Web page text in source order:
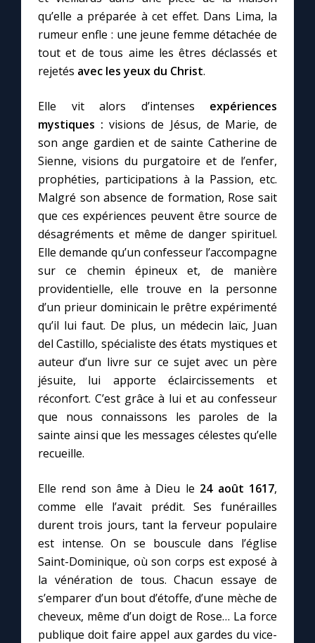
qu’elle a préparée à cet effet. Dans Lima, la
rumeur enfle : une jeune femme détachée de
tout et de tous aime les êtres déclassés et
rejetés avec les yeux du Christ.
Elle vit alors d’intenses expériences
mystiques : visions de Jésus, de Marie, de
son ange gardien et de sainte Catherine de
Sienne, visions du purgatoire et de l’enfer,
prophéties, participations à la Passion, etc.
Malgré son absence de formation, Rose sait
que ces expériences peuvent être source de
désagréments et même de danger spirituel.
Elle demande qu’un confesseur l’accompagne
sur ce chemin épineux et, de manière
providentielle, elle trouve en la personne
d’un prieur dominicain le prêtre expérimenté
qu’il lui faut. De plus, un médecin laïc, Juan
del Castillo, spécialiste des états mystiques et
auteur d’un livre sur ce sujet avec un père
jésuite, lui apporte éclaircissements et
réconfort. C’est grâce à lui et au confesseur
que nous connaissons les paroles de la
sainte ainsi que les messages célestes qu’elle
recueille.
Elle rend son âme à Dieu le 24 août 1617,
comme elle l’avait prédit. Ses funérailles
durent trois jours, tant la ferveur populaire
est intense. On se bouscule dans l’église
Saint-Dominique, où son corps est exposé à
la vénération de tous. Chacun essaye de
s’emparer d’un bout d’étoffe, d’une mèche de
cheveux, même d’un doigt de Rose… La force
publique doit faire appel aux gardes du vice-